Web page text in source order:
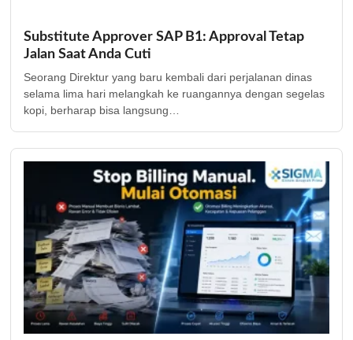
Substitute Approver SAP B1: Approval Tetap
Jalan Saat Anda Cuti
Seorang Direktur yang baru kembali dari perjalanan dinas
selama lima hari melangkah ke ruangannya dengan segelas
kopi, berharap bisa langsung…